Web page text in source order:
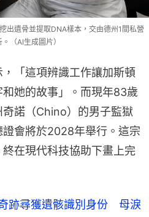
出遺骨並提取DNA樣本，交由德州1間私營
（AI生成圖片）
「這項辨識工作讓加斯頓
她的故事」。而現年83歲
諾（Chino）的男子監獄
會將於2028年舉行。這宗
在現代科技協助下畫上完
跡尋獲遺骸識別身份 母淚